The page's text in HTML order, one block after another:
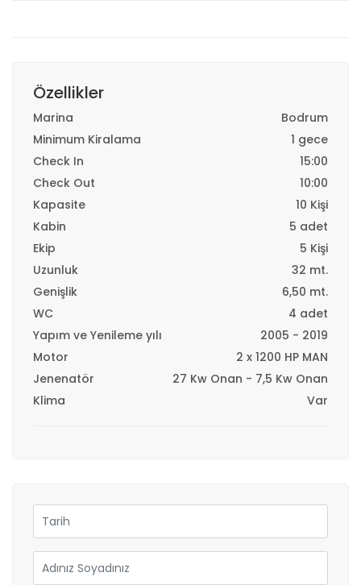
Özellikler
Marina
Bodrum
Minimum Kiralama
1 gece
Check In
15:00
Check Out
10:00
Kapasite
10 Kişi
Kabin
5 adet
Ekip
5 Kişi
Uzunluk
32 mt.
Genişlik
6,50 mt.
WC
4 adet
Yapım ve Yenileme yılı
2005 - 2019
Motor
2 x 1200 HP MAN
Jenenatör
27 Kw Onan - 7,5 Kw Onan
Klima
Var